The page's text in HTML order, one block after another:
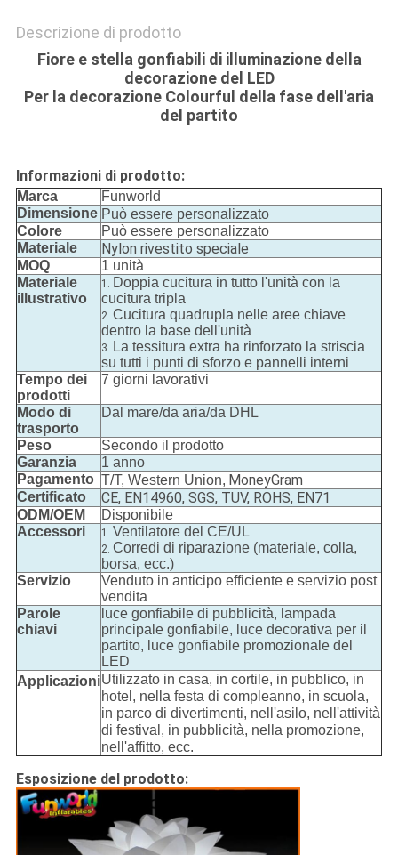
Descrizione di prodotto
Fiore e stella gonfiabili di illuminazione della
decorazione del LED
Per la decorazione Colourful della fase dell'aria
del partito
Informazioni di prodotto:
Marca
Funworld
Dimensione Può essere personalizzato
Colore
Può essere personalizzato
Materiale
Nylon rivestito speciale
MOQ
1 unità
Materiale
illustrativo
1. Doppia cucitura in tutto l'unità con la
cucitura tripla
2. Cucitura quadrupla nelle aree chiave
dentro la base dell'unità
3. La tessitura extra ha rinforzato la striscia
su tutti i punti di sforzo e pannelli interni
Tempo dei
prodotti
7 giorni lavorativi
Modo di
trasporto
Dal mare/da aria/da DHL
Peso
Secondo il prodotto
Garanzia
1 anno
Pagamento T/T, Western Union, MoneyGram
Certificato CE, EN14960, SGS, TUV, ROHS, EN71
ODM/OEM
Disponibile
Accessori
1. Ventilatore del CE/UL
2. Corredi di riparazione (materiale, colla,
borsa, ecc.)
Servizio
Venduto in anticipo efficiente e servizio post
vendita
Parole
chiavi
luce gonfiabile di pubblicità, lampada
principale gonfiabile, luce decorativa per il
partito, luce gonfiabile promozionale del
LED
ApplicazioniUtilizzato in casa, in cortile, in pubblico, in
hotel, nella festa di compleanno, in scuola,
in parco di divertimenti, nell'asilo, nell'attività
di festival, in pubblicità, nella promozione,
nell'affitto, ecc.
Esposizione del prodotto: